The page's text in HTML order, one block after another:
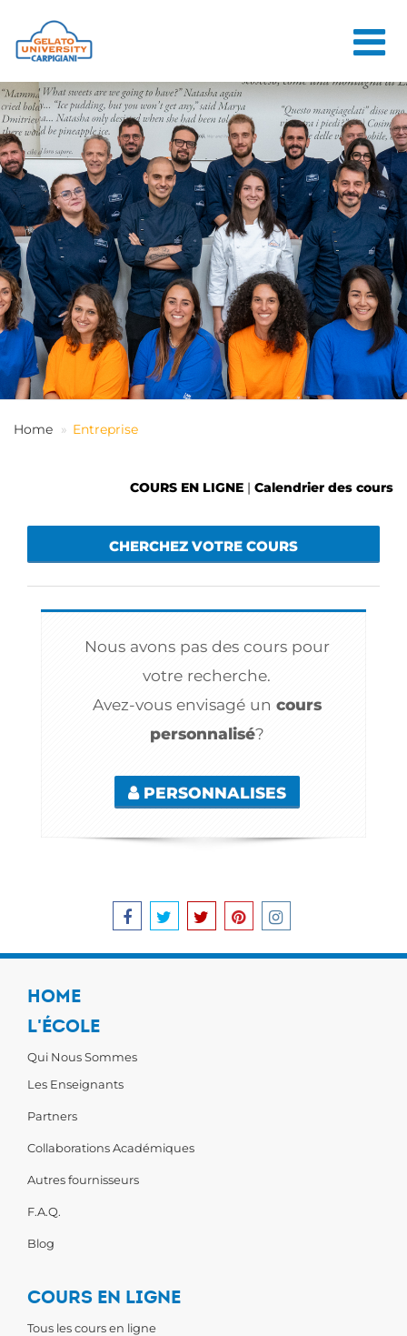
HOME
L'ÉCOLE
COURS EN
LIGNE
COURS
CONSEILS
CONTACTS
LOGIN
FR
Home Entreprise
COURS EN LIGNE | Calendrier des cours
CHERCHEZ VOTRE COURS
Nous avons pas des cours pour
votre recherche.
Avez-vous envisagé un cours
personnalisé?
PERSONNALISES
HOME
L'ÉCOLE
Qui Nous Sommes
Les Enseignants
Partners
Collaborations Académiques
Autres fournisseurs
F.A.Q.
Blog
COURS EN LIGNE
Tous les cours en ligne